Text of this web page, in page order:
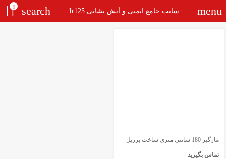
menu سایت جامع ایمنی و آتش نشانی Ir125 search
0
مارگیر 180 سانتی متری ساخت برزیل
تماس بگیرید